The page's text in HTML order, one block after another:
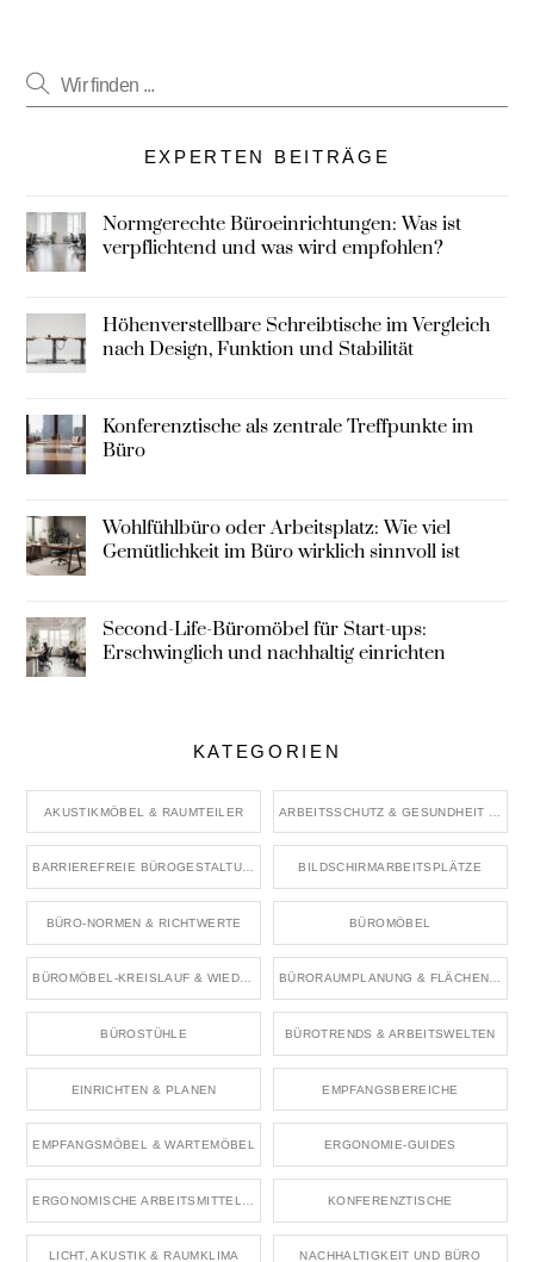
EXPERTEN BEITRÄGE
Normgerechte Büroeinrichtungen: Was ist
verpflichtend und was wird empfohlen?
Höhenverstellbare Schreibtische im Vergleich
nach Design, Funktion und Stabilität
Konferenztische als zentrale Treffpunkte im
Büro
Wohlfühlbüro oder Arbeitsplatz: Wie viel
Gemütlichkeit im Büro wirklich sinnvoll ist
Second-Life-Büromöbel für Start-ups:
Erschwinglich und nachhaltig einrichten
KATEGORIEN
AKUSTIKMÖBEL & RAUMTEILER
BILDSCHIRMARBEITSPLÄTZE
BÜRO-NORMEN & RICHTWERTE BÜROMÖBEL
BÜROMÖBEL-KREISLAUF & WIEDERVERWENDUNG BÜRORAUMPLANUNG & FLÄCHENKONZEPTE
BÜROSTÜHLE BÜROTRENDS & ARBEITSWELTEN
EINRICHTEN & PLANEN EMPFANGSBEREICHE
EMPFANGSMÖBEL & WARTEMÖBEL ERGONOMIE-GUIDES
KONFERENZTISCHE
LICHT, AKUSTIK & RAUMKLIMA NACHHALTIGKEIT UND BÜRO